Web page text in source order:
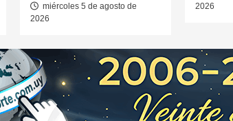
miércoles 5 de agosto de
2026
2026